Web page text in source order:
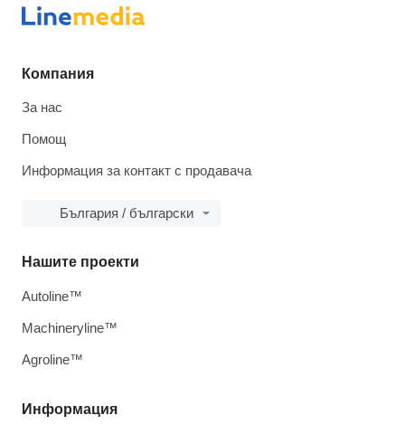
Компания
За нас
Помощ
Информация за контакт с продавача
България / български
Информация
Нашите проекти
Autoline™
Machineryline™
Agroline™